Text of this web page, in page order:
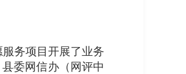
务项目开展了业务
委网信办（网评中